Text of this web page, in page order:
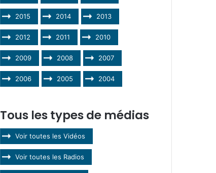
2015 2014 2013
2012 2011 2010
2009 2008 2007
2006 2005 2004
Tous les types de médias
Voir toutes les Vidéos
Voir toutes les Radios